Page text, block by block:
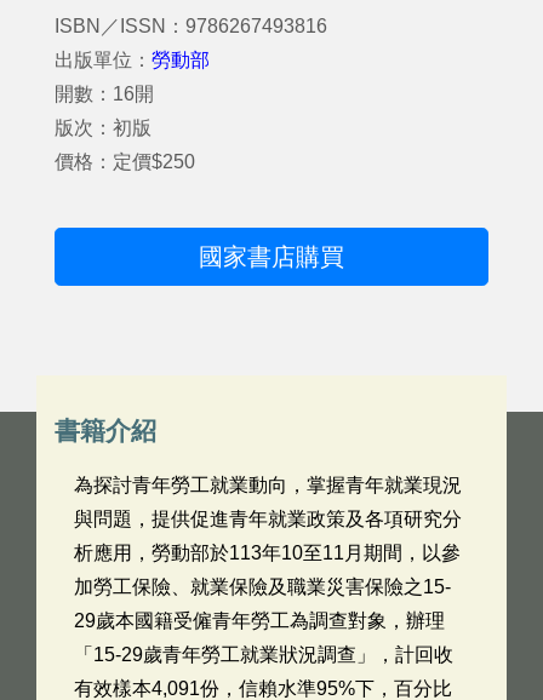
ISBN／ISSN：9786267493816
出版單位： 勞動部
開數：16開
版次：初版
價格：定價$250
國家書店購買
書籍介紹
為探討青年勞工就業動向，掌握青年就業現況
與問題，提供促進青年就業政策及各項研究分
析應用，勞動部於113年10至11月期間，以參
加勞工保險、就業保險及職業災害保險之15-
29歲本國籍受僱青年勞工為調查對象，辦理
「15-29歲青年勞工就業狀況調查」，計回收
有效樣本4,091份，信賴水準95%下，百分比